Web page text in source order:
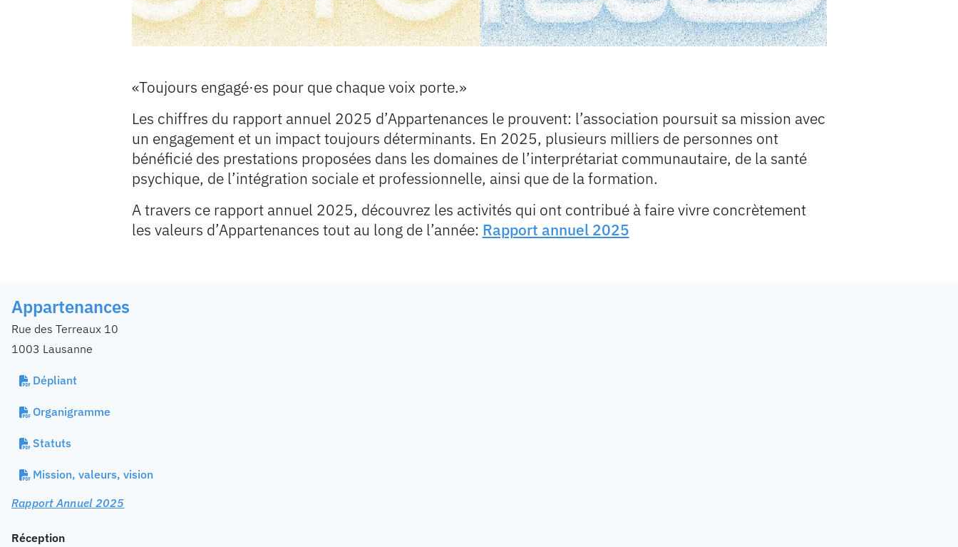
«Toujours engagé∙es pour que chaque voix porte.»
Les chiffres du rapport annuel 2025 d’Appartenances le prouvent: l’association poursuit sa mission avec
un engagement et un impact toujours déterminants. En 2025, plusieurs milliers de personnes ont
bénéficié des prestations proposées dans les domaines de l’interprétariat communautaire, de la santé
psychique, de l’intégration sociale et professionnelle, ainsi que de la formation.
A travers ce rapport annuel 2025, découvrez les activités qui ont contribué à faire vivre concrètement
les valeurs d’Appartenances tout au long de l’année: Rapport annuel 2025
Appartenances
Rue des Terreaux 10
1003 Lausanne
Dépliant
Organigramme
Statuts
Mission, valeurs, vision
Rapport Annuel 2025
Réception